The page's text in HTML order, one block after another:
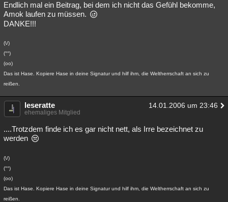
Endlich mal ein Beitrag, bei dem ich nicht das Gefühl bekomme,
Amok laufen zu müssen.
DANKE!!!
(\/)
(°°)
(oo)
Das ist Hase. Kopiere Hase in deine Signatur und hilf ihm, die Weltherrschaft an sich zu
reißen.
leseratte 14.01.2006 um 23:46
ehemaliges Mitglied
....Trotzdem finde ich es gar nicht nett, als Irre bezeichnet zu
werden
(\/)
(°°)
(oo)
Das ist Hase. Kopiere Hase in deine Signatur und hilf ihm, die Weltherrschaft an sich zu
reißen.